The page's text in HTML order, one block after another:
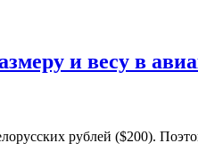
и весу в
рублей ($200).